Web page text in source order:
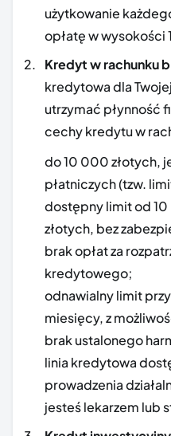
użytkowanie
opłatę w wysokości
Kredyt w rachunku
kredytowa dla
utrzymać płynność
cechy kredytu w
do 10 000 złotych,
płatniczych (tzw.
dostępny limit od
złotych, bez
brak opłat za
kredytowego;
odnawialny limit
miesięcy, z
brak ustalonego
linia kredytowa
prowadzenia
jesteś lekarzem lub